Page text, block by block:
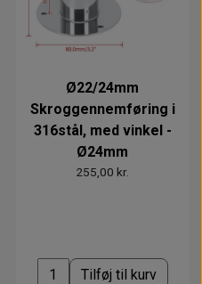
Ø22/24mm
Skroggennemføring i
316stål, med vinkel -
Ø24mm
255,00 kr.
Tilføj til kurv